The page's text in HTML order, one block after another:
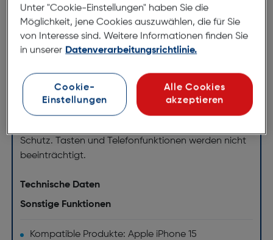
Aus PU Leder hergestellt, fühlt sich die Außenseite
welch und hochwertig an.
Das Case dockt schnell und genau richtig an.
Es passt perfekt über dein iPhone und bewahrt seine
dünne Form.
Schutz. Tasten und Telefonfunktionen werden nicht
beeinträchtigt.
Technische Daten
Sonstige Funktionen
Kompatible Produkte: Apple iPhone 15
Unter "Cookie-Einstellungen" haben Sie die
Möglichkeit, jene Cookies auszuwählen, die für Sie
von Interesse sind. Weitere Informationen finden Sie
in unserer Datenverarbeitungsrichtlinie.
Cookie-
Einstellungen
Alle Cookies
akzeptieren